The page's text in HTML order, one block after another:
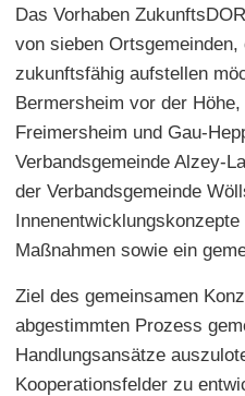
Das Vorhaben
von sieben
zukunftsfähig aufstellen
Bermersheim vor der
Freimersheim und Gau-
Verbandsgemeinde Alzey-
der Verbandsgemeinde
Maßnahmen sowie ein
Ziel des gemeinsamen
abgestimmten Prozess
Handlungsansätze
Kooperationsfelder zu